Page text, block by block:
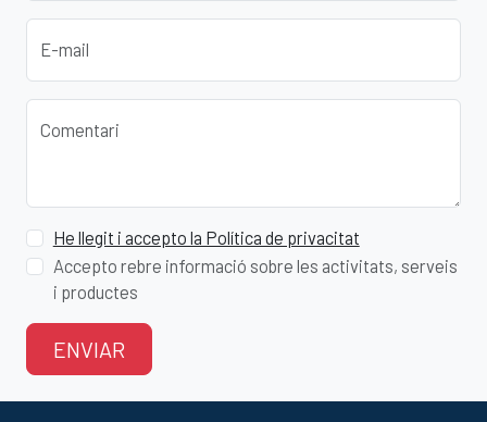
E-mail
Comentari
He llegit i accepto la Política de privacitat
Accepto rebre informació sobre les activitats, serveis
i productes
ENVIAR